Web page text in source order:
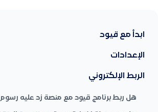
ابدأ مع قيود
الإعدادات
الربط الإلكتروني
هل ربط برنامج قيود مع منصة زد عليه رسوم